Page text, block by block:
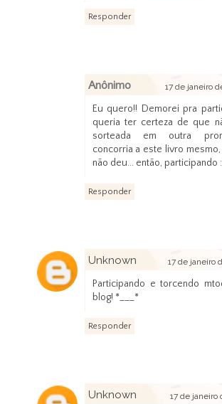
Responder
Anônimo 17 de janeiro
Eu quero!! Demorei pra
queria ter certeza de que
sorteada em outra
concorria a este livro mesmo,
não deu... então, participando
Responder
Unknown 17 de janeiro
Participando e torcendo
blog! *___*
Responder
Unknown 17 de janeiro